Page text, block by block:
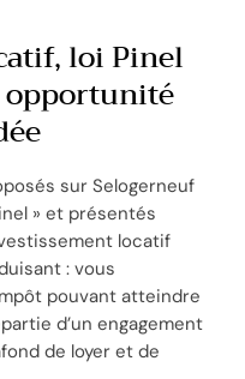
loi Pinel
sur Selogerneuf
» et présentés
locatif
: vous
pouvant atteindre
d’un engagement
de loyer et de